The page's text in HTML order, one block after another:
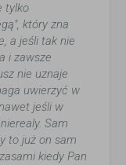
tylko
który zna
a jeśli tak nie
i zawsze
nie uznaje
uwierzyć w
jeśli w
Sam
to już on sam
kiedy Pan